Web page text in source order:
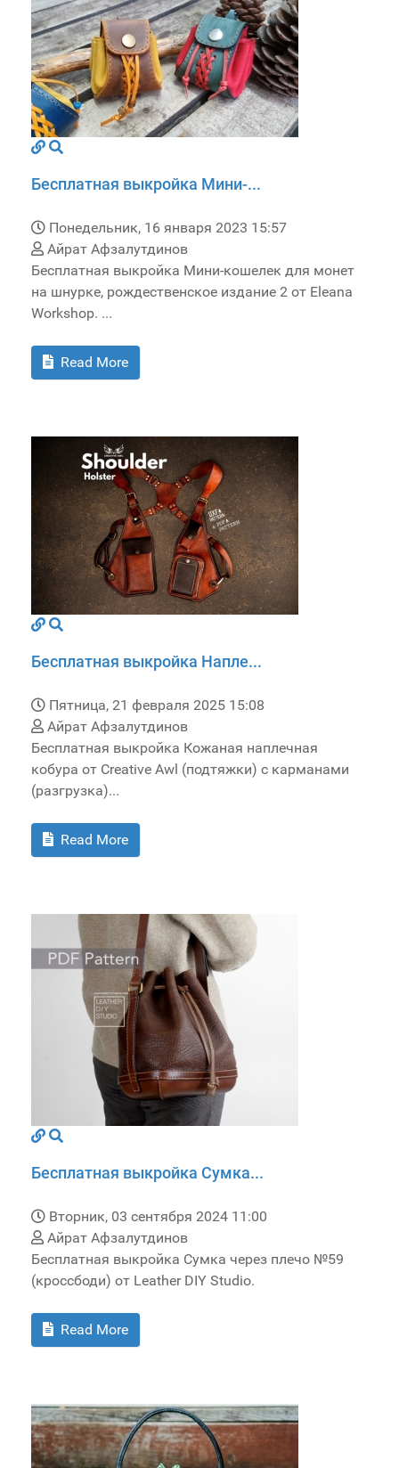
Бесплатная выкройка Мини-...
Понедельник, 16 января 2023 15:57
Айрат Афзалутдинов
Бесплатная выкройка Мини-кошелек для монет
на шнурке, рождественское издание 2 от Eleana
Workshop. ...
Read More
Бесплатная выкройка Напле...
Пятница, 21 февраля 2025 15:08
Айрат Афзалутдинов
Бесплатная выкройка Кожаная наплечная
кобура от Creative Awl (подтяжки) с карманами
(разгрузка)...
Read More
Бесплатная выкройка Сумка...
Вторник, 03 сентября 2024 11:00
Айрат Афзалутдинов
Бесплатная выкройка Сумка через плечо №59
(кроссбоди) от Leather DIY Studio.
Read More